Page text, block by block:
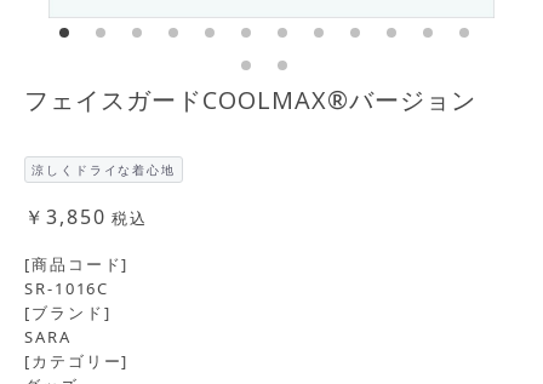
フェイスガードCOOLMAX®バージョン
涼しくドライな着心地
￥3,850 税込
[商品コード]
SR-1016C
[ブランド]
SARA
[カテゴリー]